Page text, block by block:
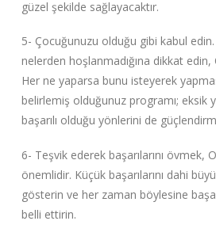
güzel şekilde sağlayacaktır.
5- Çocuğunuzu olduğu gibi kabul
nelerden hoşlanmadığına dikkat edin,
Her ne yaparsa bunu isteyerek
belirlemiş olduğunuz programı; eksik
başarılı olduğu yönlerini de
6- Teşvik ederek başarılarını övmek,
önemlidir. Küçük başarılarını dahi
gösterin ve her zaman böylesine
belli ettirin.